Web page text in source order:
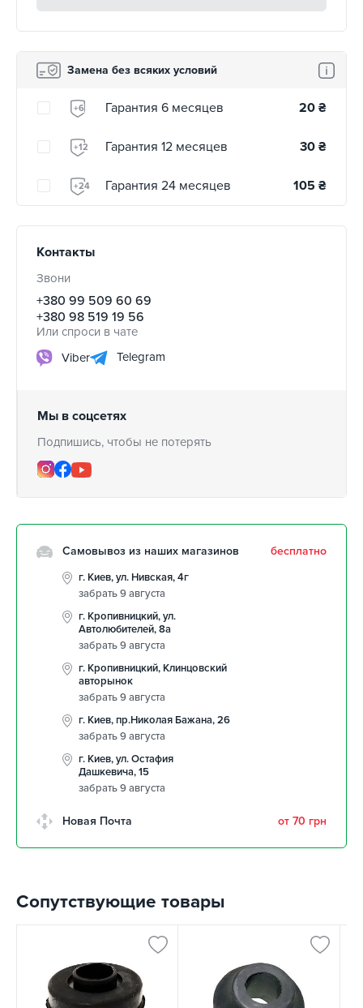
Замена без всяких условий
+6 Гарантия 6 месяцев 20 ₴
+12 Гарантия 12 месяцев 30 ₴
+24 Гарантия 24 месяцев 105 ₴
Контакты
Звони
+380 99 509 60 69
+380 98 519 19 56
Или спроси в чате
Viber
Telegram
Мы в соцсетях
Подпишись, чтобы не потерять
Самовывоз из наших магазинов бесплатно
г. Киев, ул. Нивская, 4г
забрать 9 августа
г. Кропивницкий, ул.
Автолюбителей, 8а
забрать 9 августа
г. Кропивницкий, Клинцовский
авторынок
забрать 9 августа
г. Киев, пр.Николая Бажана, 26
забрать 9 августа
г. Киев, ул. Остафия
Дашкевича, 15
забрать 9 августа
Новая Почта от 70 грн
Сопутствующие товары